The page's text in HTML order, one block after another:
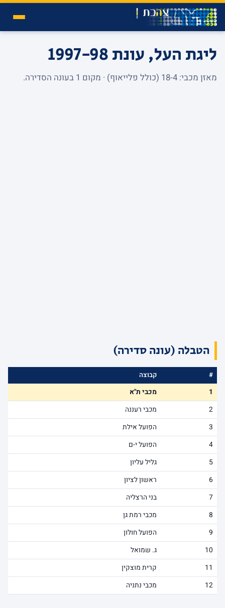
ליגת העל, עונת 1997-98
מאזן מכבי: 18-4 (כולל פלייאוף) · מקום 1 בעונה הסדירה.
הטבלה (עונה סדירה)
#
קבוצה
1
מכבי ת"א
2
מכבי רעננה
3
הפועל אילת
4
הפועל י-ם
5
גליל עליון
6
ראשון לציון
7
בני הרצליה
8
מכבי רמת גן
9
הפועל חולון
10
ג. שמואל
11
קרית מוצקין
12
מכבי נתניה